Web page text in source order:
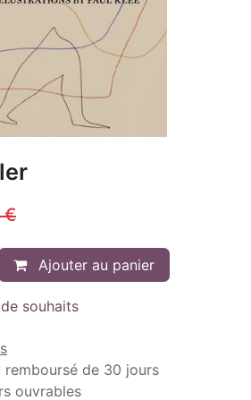
€
Ajouter au panier
souhaits
de 30 jours
ouvrables